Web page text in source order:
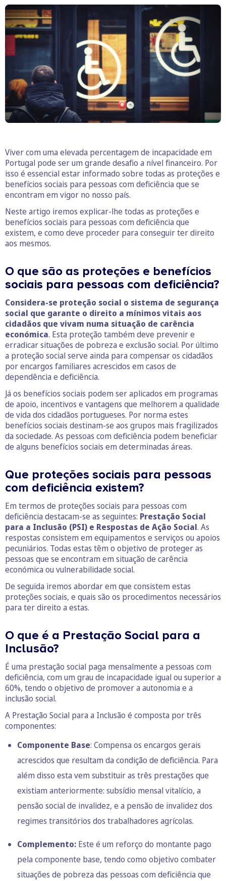
Viver com uma elevada percentagem de incapacidade em
Portugal pode ser um grande desafio a nível financeiro. Por
isso é essencial estar informado sobre todas as proteções e
benefícios sociais para pessoas com deficiência que se
encontram em vigor no nosso país.
Neste artigo iremos explicar-lhe todas as proteções e
benefícios sociais para pessoas com deficiência que
existem, e como deve proceder para conseguir ter direito
aos mesmos.
O que são as proteções e benefícios
sociais para pessoas com deficiência?
Considera-se proteção social o sistema de segurança
social que garante o direito a mínimos vitais aos
cidadãos que vivam numa situação de carência
económica. Esta proteção também deve prevenir e
erradicar situações de pobreza e exclusão social. Por último
a proteção social serve ainda para compensar os cidadãos
por encargos familiares acrescidos em casos de
dependência e deficiência.
Já os benefícios sociais podem ser aplicados em programas
de apoio, incentivos e vantagens que melhorem a qualidade
de vida dos cidadãos portugueses. Por norma estes
benefícios sociais destinam-se aos grupos mais fragilizados
da sociedade. As pessoas com deficiência podem beneficiar
de alguns benefícios sociais em determinadas áreas.
Que proteções sociais para pessoas
com deficiência existem?
Em termos de proteções sociais para pessoas com
deficiência destacam-se as seguintes: Prestação Social
para a Inclusão (PSI) e Respostas de Ação Social. As
respostas consistem em equipamentos e serviços ou apoios
pecuniários. Todas estas têm o objetivo de proteger as
pessoas que se encontram em situação de carência
económica ou vulnerabilidade social.
De seguida iremos abordar em que consistem estas
proteções sociais, e quais são os procedimentos necessários
para ter direito a estas.
O que é a Prestação Social para a
Inclusão?
É uma prestação social paga mensalmente a pessoas com
deficiência, com um grau de incapacidade igual ou superior a
60%, tendo o objetivo de promover a autonomia e a
inclusão social.
A Prestação Social para a Inclusão é composta por três
componentes:
Componente Base: Compensa os encargos gerais
acrescidos que resultam da condição de deficiência. Para
além disso esta vem substituir as três prestações que
existiam anteriormente: subsídio mensal vitalício, a
pensão social de invalidez, e a pensão de invalidez dos
regimes transitórios dos trabalhadores agrícolas.
Complemento: Este é um reforço do montante pago
pela componente base, tendo como objetivo combater
situações de pobreza das pessoas com deficiência que